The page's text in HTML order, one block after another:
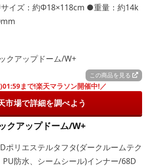
イズ：約Φ18×118cm ●重量：約14k
この商品を見る
まで!楽天マラソン開催中!／
市場で詳細を調べよう
クアップドーム/W+
リエステルタフタ(ダークルームテク
PU防水、シームシール)インナー/68D